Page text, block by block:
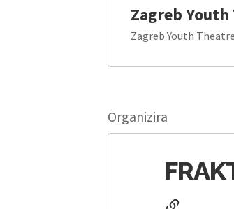
Zagreb
Zagreb Youth
Organizira